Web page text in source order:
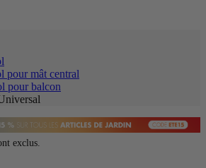
pour mât central
pour balcon
exclus.